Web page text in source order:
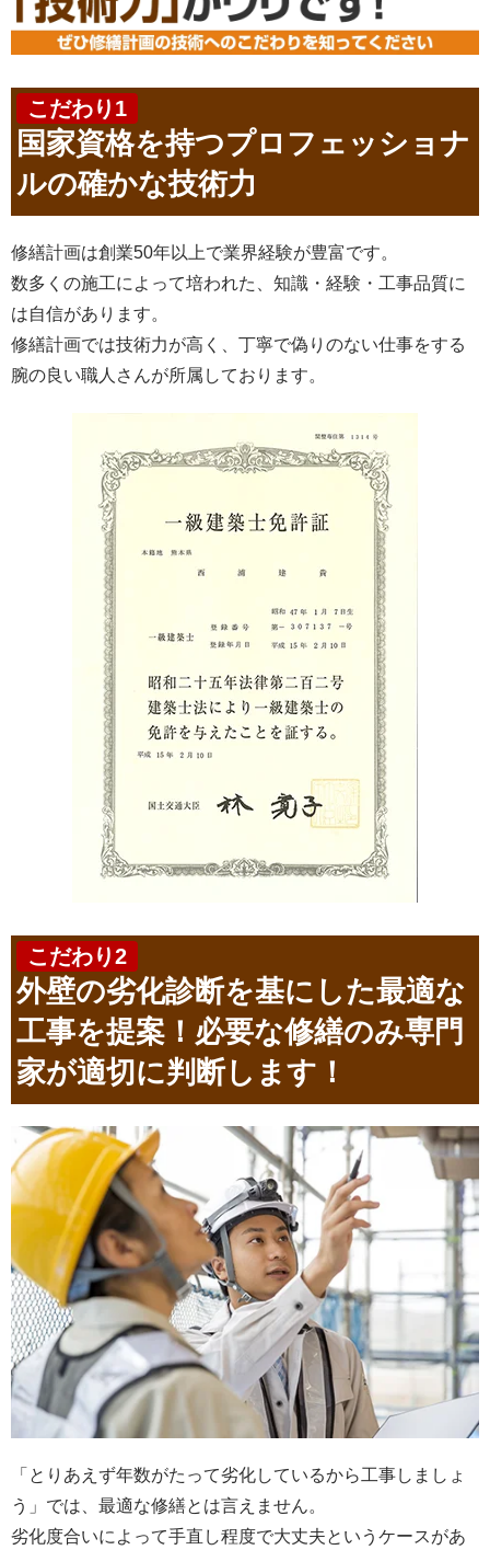
こだわり1
国家資格を持つプロフェッショナ
ルの確かな技術力
修繕計画は創業50年以上で業界経験が豊富です。
数多くの施工によって培われた、知識・経験・工事品質に
は自信があります。
修繕計画では技術力が高く、丁寧で偽りのない仕事をする
腕の良い職人さんが所属しております。
こだわり2
外壁の劣化診断を基にした最適な
工事を提案！必要な修繕のみ専門
家が適切に判断します！
「とりあえず年数がたって劣化しているから工事しましょ
う」では、最適な修繕とは言えません。
劣化度合いによって手直し程度で大丈夫というケースがあ